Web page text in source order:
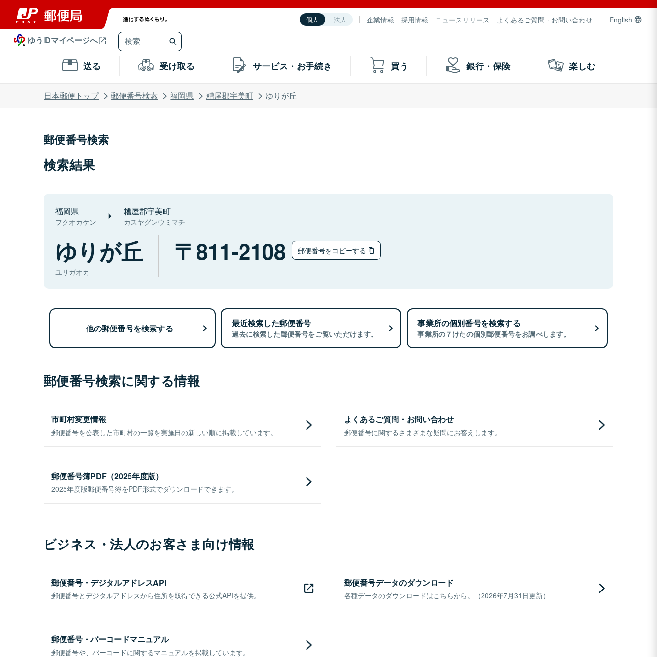
個人 法人 企業情報 採用情報 ニュースリリース よくあるご質問・お問い合わせ English
ゆうIDマイページへ
送る 受け取る サービス・お手続き 買う 銀行・保険 楽しむ
日本郵便トップ 郵便番号検索 福岡県 糟屋郡宇美町 ゆりが丘
郵便番号検索
検索結果
福岡県
フクオカケン
糟屋郡宇美町
カスヤグンウミマチ
ゆりが丘
ユリガオカ
811-2108 郵便番号をコピーする
他の郵便番号を検索する 最近検索した郵便番号
過去に検索した郵便番号をご覧いただけます。
事業所の個別番号を検索する
事業所の７けたの個別郵便番号をお調べします。
郵便番号検索に関する情報
市町村変更情報
郵便番号を公表した市町村の一覧を実施日の新しい順に掲載しています。
よくあるご質問・お問い合わせ
郵便番号に関するさまざまな疑問にお答えします。
郵便番号簿PDF（2025年度版）
2025年度版郵便番号簿をPDF形式でダウンロードできます。
ビジネス・法人のお客さま向け情報
郵便番号・デジタルアドレスAPI
郵便番号とデジタルアドレスから住所を取得できる公式APIを提供。
郵便番号データのダウンロード
各種データのダウンロードはこちらから。（2026年7月31日更新）
郵便番号・バーコードマニュアル
郵便番号や、バーコードに関するマニュアルを掲載しています。